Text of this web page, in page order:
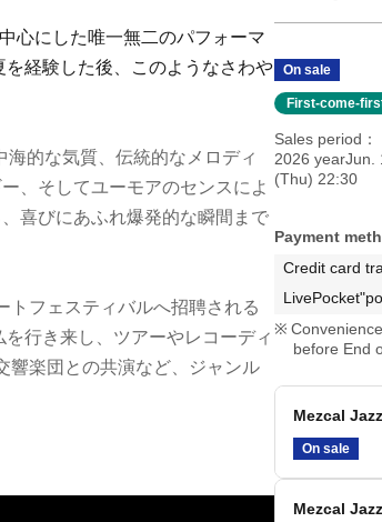
心にした唯一無二のパフォーマ
経験した後、このようなさわや
的な気質、伝統的なメロディ
、そしてユーモアのセンスによ
喜びにあふれ爆発的な瞬間まで
トフェスティバルへ招聘される
行き来し、ツアーやレコーディ
響楽団との共演など、ジャンル
On sale
First-come-
Sales period
2026 yearJun.
(Thu) 22:30
Payment
Credit card
before End
Mezcal
On sale
Mezcal